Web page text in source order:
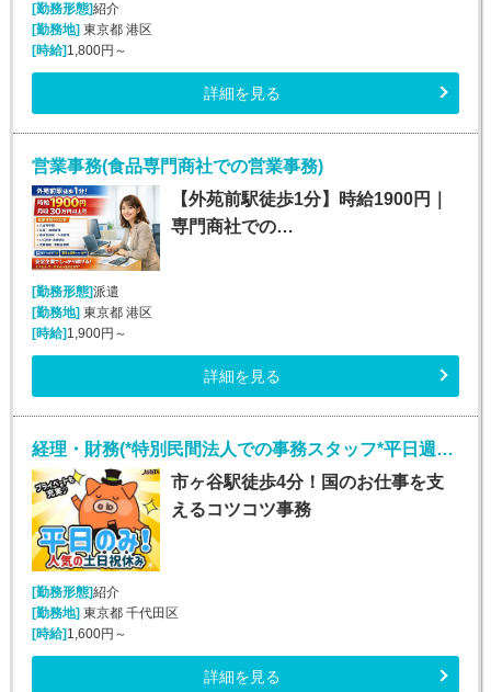
[勤務形態]紹介
[勤務地] 東京都 港区
[時給] 1,800円～
詳細を見る
営業事務(食品専門商社での営業事務)
【外苑前駅徒歩1分】時給1900円｜
専門商社での…
[勤務形態]派遣
[勤務地] 東京都 港区
[時給] 1,900円～
詳細を見る
経理・財務(*特別民間法人での事務スタッフ*平日週5日)
市ヶ谷駅徒歩4分！国のお仕事を支
えるコツコツ事務
[勤務形態]紹介
[勤務地]東京都 千代田区
[時給]1,600円～
詳細を見る